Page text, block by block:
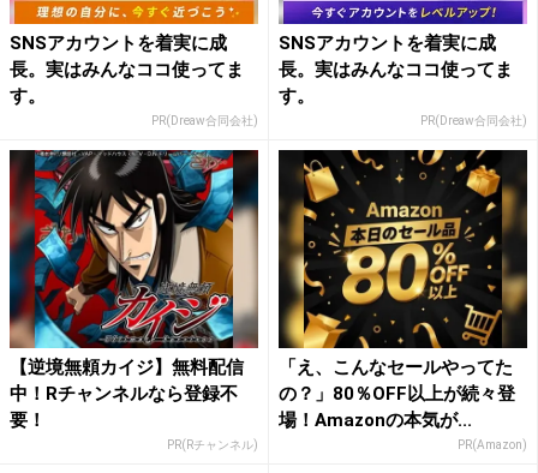
SNSアカウントを着実に成
長。実はみんなココ使ってま
す。
PR(Dreaw合同会社)
SNSアカウントを着実に成
長。実はみんなココ使ってま
す。
PR(Dreaw合同会社)
【逆境無頼カイジ】無料配信
中！Rチャンネルなら登録不
要！
PR(Rチャンネル)
「え、こんなセールやってた
の？」80％OFF以上が続々登
場！Amazonの本気が...
PR(Amazon)